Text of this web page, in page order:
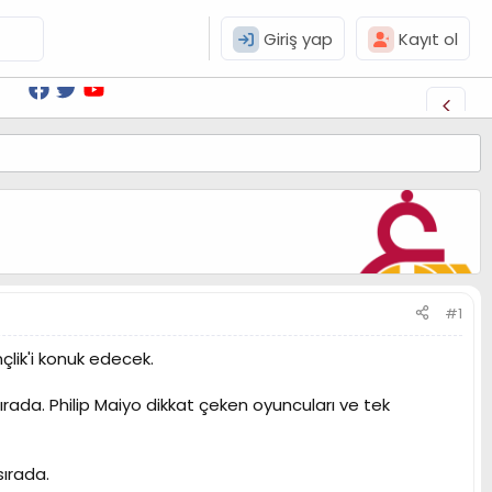
Giriş yap Kayıt ol
#1
konuk edecek.
Philip Maiyo dikkat çeken oyuncuları ve tek